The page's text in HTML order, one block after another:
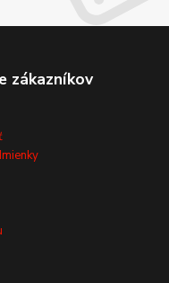
zákazníkov